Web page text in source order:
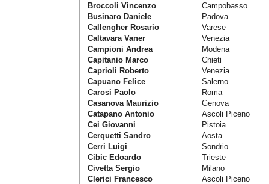
Broccoli Vincenzo
Campobasso
Businaro Daniele
Padova
Callengher Rosario
Varese
Caltavara Vaner
Venezia
Campioni Andrea
Modena
Capitanio Marco
Chieti
Caprioli Roberto
Venezia
Capuano Felice
Salerno
Carosi Paolo
Roma
Casanova Maurizio
Genova
Catapano Antonio
Ascoli Piceno
Cei Giovanni
Pistoia
Cerquetti Sandro
Aosta
Cerri Luigi
Sondrio
Cibic Edoardo
Trieste
Civetta Sergio
Milano
Clerici Francesco
Ascoli Piceno